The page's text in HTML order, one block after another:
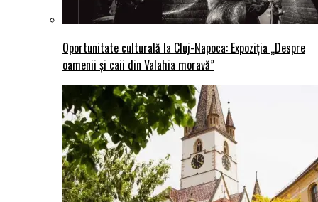
Oportunitate culturală la Cluj-Napoca: Expoziția „Despre
oamenii și caii din Valahia moravă”